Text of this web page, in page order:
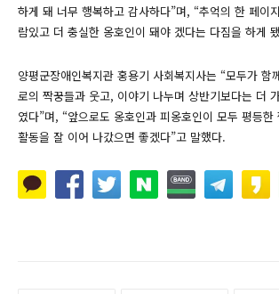
하게 돼 너무 행복하고 감사하다”며, “추억의 한 페이
람있고 더 충실한 옹호인이 돼야 겠다는 다짐을 하게
양평군장애인복지관 홍용기 사회복지사는 “모두가 함
로의 짝꿍들과 웃고, 이야기 나누며 상반기보다는 더
였다”며, “앞으로도 옹호인과 피옹호인이 모두 평등한
활동을 잘 이어 나갔으면 좋겠다”고 말했다.